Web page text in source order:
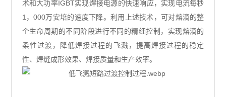
术和大功率IGBT实现焊接电源的快速响应，实现电流每秒
1，000万安培的速度下降。利用上述技术，可对熔滴的整
个生命周期的不同阶段进行不同的精细控制，实现熔滴的
柔性过渡，降低焊接过程的飞溅，提高焊接过程的稳定
性、焊缝成形效果、焊接质量和生产效率。